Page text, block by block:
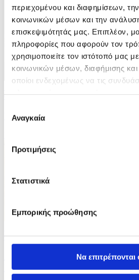
περιεχομένου και διαφημίσεων,
κοινωνικών μέσων και την
επισκεψιμότητάς μας. Επιπλέον,
πληροφορίες που αφορούν τον
χρησιμοποιείτε τον ιστότοπό μας
κοινωνικών μέσων, διαφήμισης
οποίοι ενδεχομένως να τις
των υπηρεσιών τους.
συγκατάθεσης
Αναγκαία
Προτιμήσεις
Στατιστικά
Εμπορικής προώθησης
Να επιτρέπονται
10 Φωτογραφίες
04/08/2026 08:08
Iσραηλινές επιθέσεις στην πόλη
03/08/2026 15:43
Αυξάνονται τα μέτρα στον
Ισπανία